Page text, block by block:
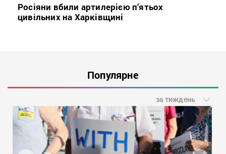
Росіяни вбили артилерією п’ятьох
цивільних на Харківщині
Популярне
за тиждень